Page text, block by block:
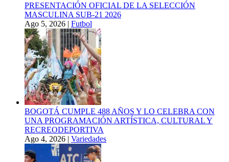
PRESENTACIÓN OFICIAL DE LA SELECCIÓN
MASCULINA SUB-21 2026
Ago 5, 2026 | Futbol
BOGOTÁ CUMPLE 488 AÑOS Y LO CELEBRA CON
UNA PROGRAMACIÓN ARTÍSTICA, CULTURAL Y
RECREODEPORTIVA
Ago 4, 2026 | Variedades